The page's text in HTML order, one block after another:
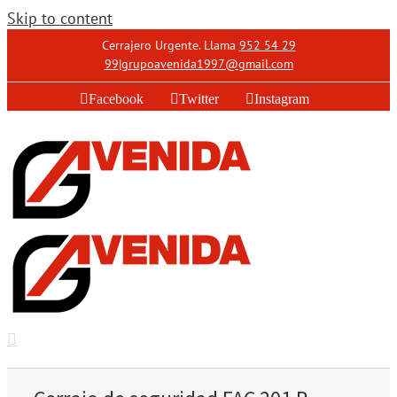
Skip to content
Cerrajero Urgente. Llama 952 54 29
99|grupoavenida1997@gmail.com
Facebook Twitter Instagram